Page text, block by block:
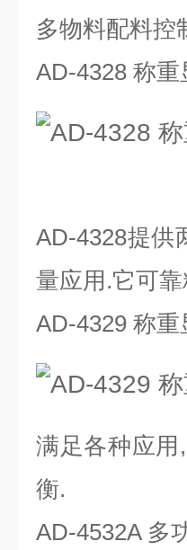
多物料配料控
AD-4328 称重
AD-4328提供
量应用.它可
AD-4329 称重
满足各种应
衡.
AD-4532A 多